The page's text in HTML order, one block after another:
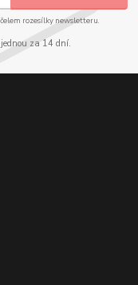
rozesílky newsletteru.
za 14 dní.